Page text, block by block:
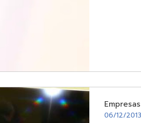
06/12/2013